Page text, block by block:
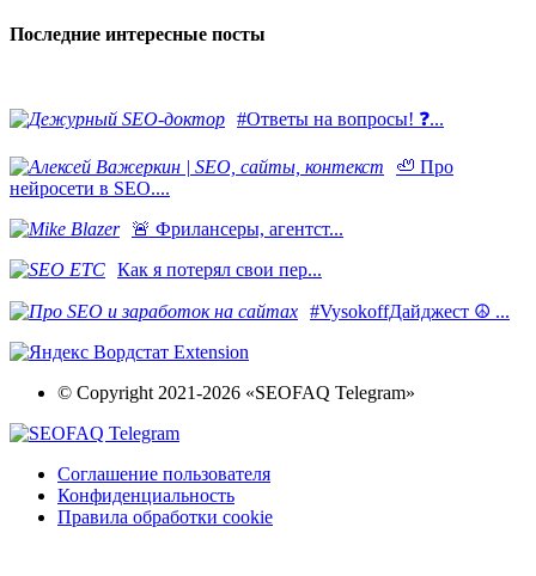
Последние интересные посты
#Ответы на вопросы! ❓...
🦥 Про
нейросети в SEO....
​🚨 Фрилансеры, агентст...
Как я потерял свои пер...
#VysokoffДайджест ☮️ ...
© Copyright 2021-2026 «SEOFAQ Telegram»
Соглашение пользователя
Конфиденциальность
Правила обработки cookie